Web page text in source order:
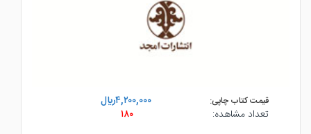
قیمت کتاب چاپی:
۴,۲۰۰,۰۰۰ريال
تعداد مشاهده:
۱۸۰